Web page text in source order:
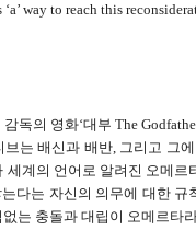
way to reach this
감독의 영화‘대부 The
브는 배신과 배반, 그리고 그
세계의 언어로 알려진 오메르
다는 자신의 의무에 대한 규
는 충돌과 대립이 오메르타